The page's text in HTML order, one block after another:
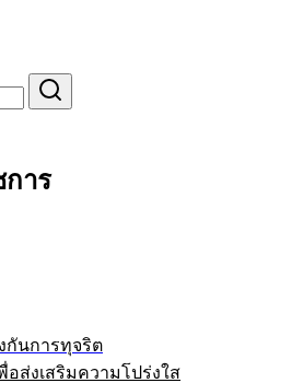
าร
กันการทุจริต
อส่งเสริมความโปร่งใส